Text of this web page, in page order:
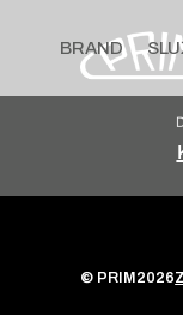
BRAND
© PRIM2026